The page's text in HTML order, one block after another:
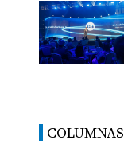
COLUMNAS